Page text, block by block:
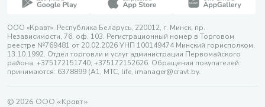
ООО «Кравт». Республика Беларусь, 220012, г. Минск, пр.
Независимости, 76, оф. 103. Регистрационный номер в Торговом
реестре №769481 от 20.02.2026 УНП 100149474 Минский горисполком,
13.10.1992. Отдел торговли и услуг администрации Первомайского
района, +375172151740; +375172152626. Обращения покупателей
принимаются: 6378899 (А1, МТС, life, imanager@cravt.by.
© 2026 ООО «Кравт»